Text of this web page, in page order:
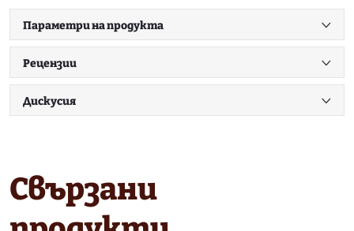
Параметри на продукта
Рецензии
Дискусия
Свързани